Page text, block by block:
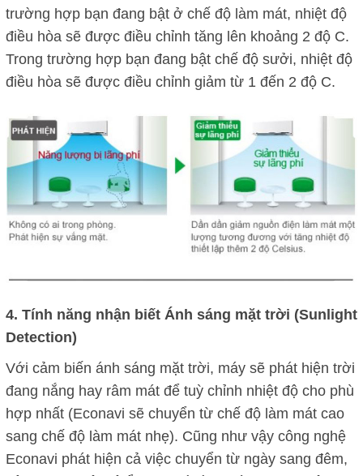
trường hợp bạn đang bật ở chế độ làm mát, nhiệt độ
điều hòa sẽ được điều chỉnh tăng lên khoảng 2 độ C.
Trong trường hợp bạn đang bật chế độ sưởi, nhiệt độ
điều hòa sẽ được điều chỉnh giảm từ 1 đến 2 độ C.
4. Tính năng nhận biết Ánh sáng mặt trời (Sunlight
Detection)
Với cảm biến ánh sáng mặt trời, máy sẽ phát hiện trời
đang nắng hay râm mát để tuỳ chỉnh nhiệt độ cho phù
hợp nhất (Econavi sẽ chuyển từ chế độ làm mát cao
sang chế độ làm mát nhẹ). Cũng như vậy công nghệ
Econavi phát hiện cả việc chuyển từ ngày sang đêm,